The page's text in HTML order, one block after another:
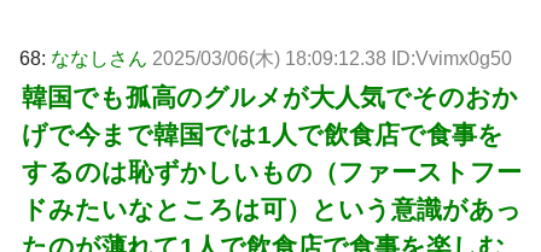
68: ななしさん 2025/03/06(木) 18:09:12.38 ID:Vvimx0g50
韓国でも孤高のグルメが大人気でそのおか
げで今まで韓国では1人で飲食店で食事を
するのは恥ずかしいもの（ファーストフー
ドみたいなところは可）という意識があっ